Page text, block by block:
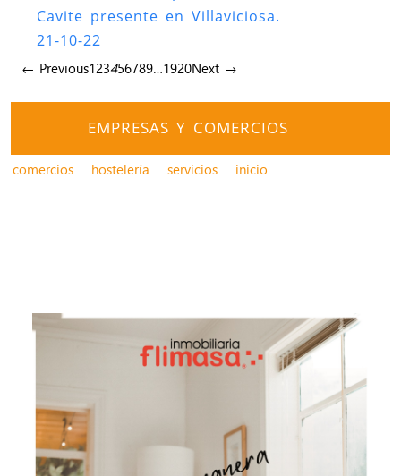
Cavite presente en Villaviciosa.
21-10-22
← Previous123456789…1920Next →
EMPRESAS Y COMERCIOS
comercios hostelería servicios inicio